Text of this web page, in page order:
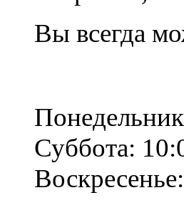
Вы всегда
Суббота: